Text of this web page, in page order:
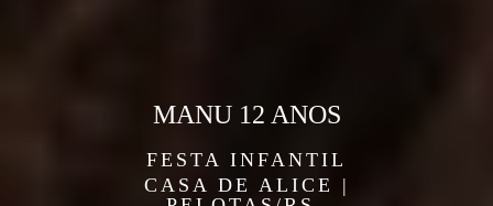
FESTA INFANTIL
CASA DE ALICE |
MANU 12 ANOS